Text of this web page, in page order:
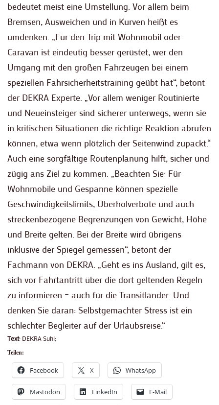
bedeutet meist eine Umstellung. Vor allem beim
Bremsen, Ausweichen und in Kurven heißt es
umdenken. „Für den Trip mit Wohnmobil oder
Caravan ist eindeutig besser gerüstet, wer den
Umgang mit den großen Fahrzeugen bei einem
speziellen Fahrsicherheitstraining geübt hat“, betont
der DEKRA Experte. „Vor allem weniger Routinierte
und Neueinsteiger sind sicherer unterwegs, wenn sie
in kritischen Situationen die richtige Reaktion abrufen
können, etwa wenn plötzlich der Seitenwind zupackt.“
Auch eine sorgfältige Routenplanung hilft, sicher und
zügig ans Ziel zu kommen. „Beachten Sie: Für
Wohnmobile und Gespanne können spezielle
Geschwindigkeitslimits, Überholverbote und auch
streckenbezogene Begrenzungen von Gewicht, Höhe
und Breite gelten. Bei der Breite wird übrigens
inklusive der Spiegel gemessen“, betont der
Fachmann von DEKRA. „Geht es ins Ausland, gilt es,
sich vor Fahrtantritt über die dort geltenden Regeln
zu informieren – auch für die Transitländer. Und
denken Sie daran: Selbstgemachter Stress ist ein
schlechter Begleiter auf der Urlaubsreise.“
Text: DEKRA Suhl;
Teilen:
Facebook X WhatsApp
Mastodon LinkedIn E-Mail